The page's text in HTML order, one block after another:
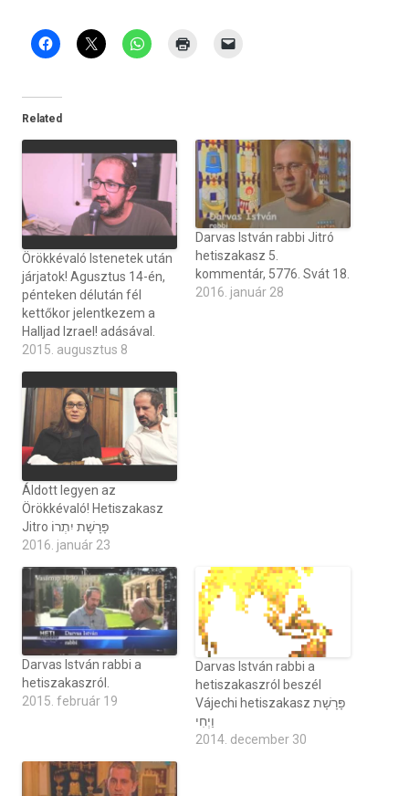
Related
Örökkévaló Istenetek után
járjatok! Agusztus 14-én,
pénteken délután fél
kettőkor jelentkezem a
Halljad Izrael! adásával.
2015. augusztus 8
Darvas István rabbi Jitró
hetiszakasz 5.
kommentár, 5776. Svát 18.
2016. január 28
Áldott legyen az
Örökkévaló! Hetiszakasz
Jitro פָּרָשָׁת יִתְרוֹ
2016. január 23
Darvas István rabbi a
hetiszakaszról.
2015. február 19
Darvas István rabbi a
hetiszakaszról beszél
Vájechi hetiszakasz פָּרָשָׁת
וַיְחִי
2014. december 30